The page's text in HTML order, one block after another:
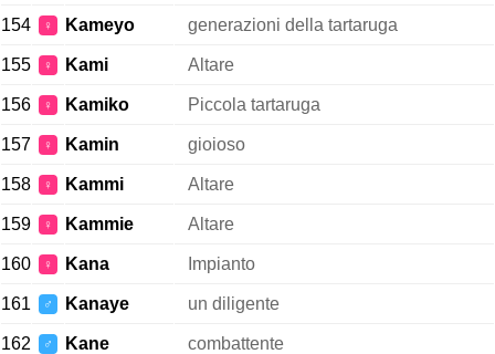
154 ♀ Kameyo generazioni della tartaruga
155 ♀ Kami Altare
156 ♀ Kamiko Piccola tartaruga
157 ♀ Kamin gioioso
158 ♀ Kammi Altare
159 ♀ Kammie Altare
160 ♀ Kana Impianto
161 ♂ Kanaye un diligente
162 ♂ Kane combattente